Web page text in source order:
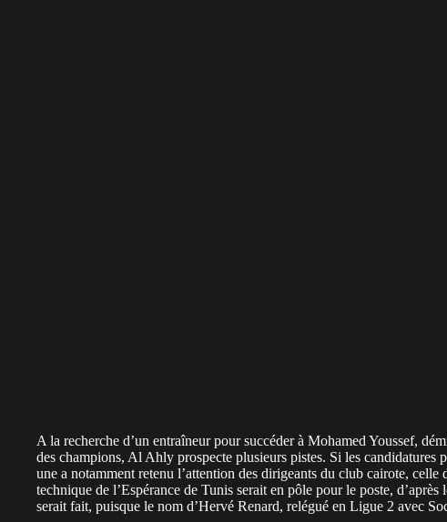
A la recherche d’un entraîneur pour succéder à Mohamed Youssef,
des champions, Al Ahly prospecte plusieurs pistes. Si les candidatures
une a notamment retenu l’attention des dirigeants du club cairote, celle
technique de l’Espérance de Tunis serait en pôle pour le poste, d’après
serait fait, puisque le nom d’Hervé Renard, relégué en Ligue 2 avec